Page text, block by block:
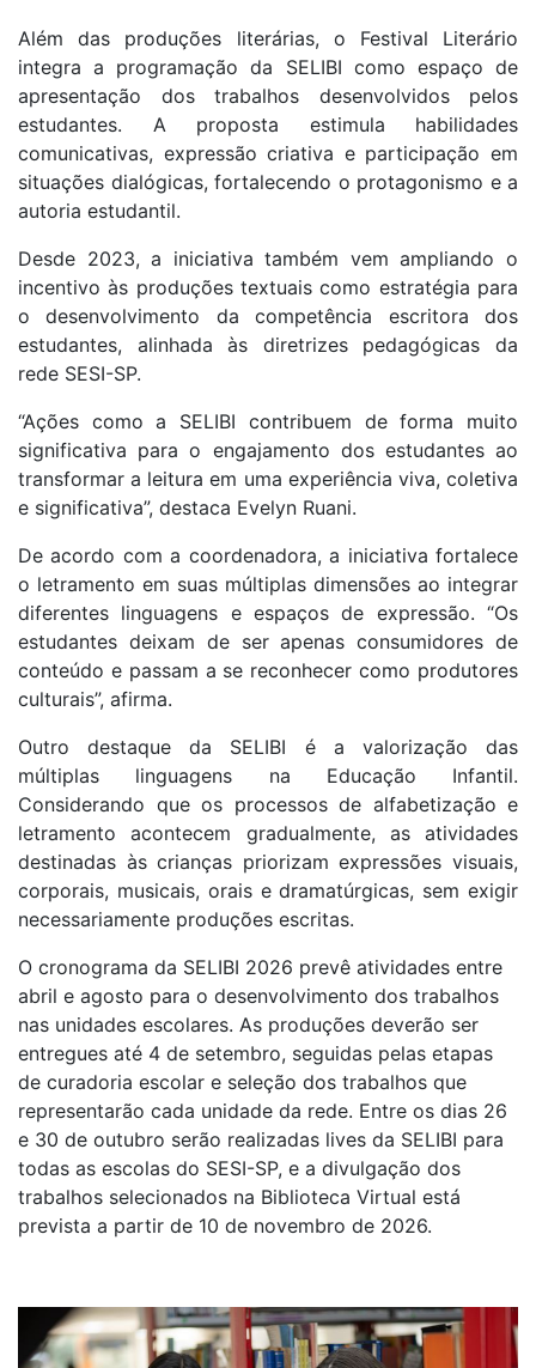
Além das produções literárias, o Festival Literário
integra a programação da SELIBI como espaço de
apresentação dos trabalhos desenvolvidos pelos
estudantes. A proposta estimula habilidades
comunicativas, expressão criativa e participação em
situações dialógicas, fortalecendo o protagonismo e a
autoria estudantil.
Desde 2023, a iniciativa também vem ampliando o
incentivo às produções textuais como estratégia para
o desenvolvimento da competência escritora dos
estudantes, alinhada às diretrizes pedagógicas da
rede SESI-SP.
“Ações como a SELIBI contribuem de forma muito
significativa para o engajamento dos estudantes ao
transformar a leitura em uma experiência viva, coletiva
e significativa”, destaca Evelyn Ruani.
De acordo com a coordenadora, a iniciativa fortalece
o letramento em suas múltiplas dimensões ao integrar
diferentes linguagens e espaços de expressão. “Os
estudantes deixam de ser apenas consumidores de
conteúdo e passam a se reconhecer como produtores
culturais”, afirma.
Outro destaque da SELIBI é a valorização das
múltiplas linguagens na Educação Infantil.
Considerando que os processos de alfabetização e
letramento acontecem gradualmente, as atividades
destinadas às crianças priorizam expressões visuais,
corporais, musicais, orais e dramatúrgicas, sem exigir
necessariamente produções escritas.
O cronograma da SELIBI 2026 prevê atividades entre
abril e agosto para o desenvolvimento dos trabalhos
nas unidades escolares. As produções deverão ser
entregues até 4 de setembro, seguidas pelas etapas
de curadoria escolar e seleção dos trabalhos que
representarão cada unidade da rede. Entre os dias 26
e 30 de outubro serão realizadas lives da SELIBI para
todas as escolas do SESI-SP, e a divulgação dos
trabalhos selecionados na Biblioteca Virtual está
prevista a partir de 10 de novembro de 2026.